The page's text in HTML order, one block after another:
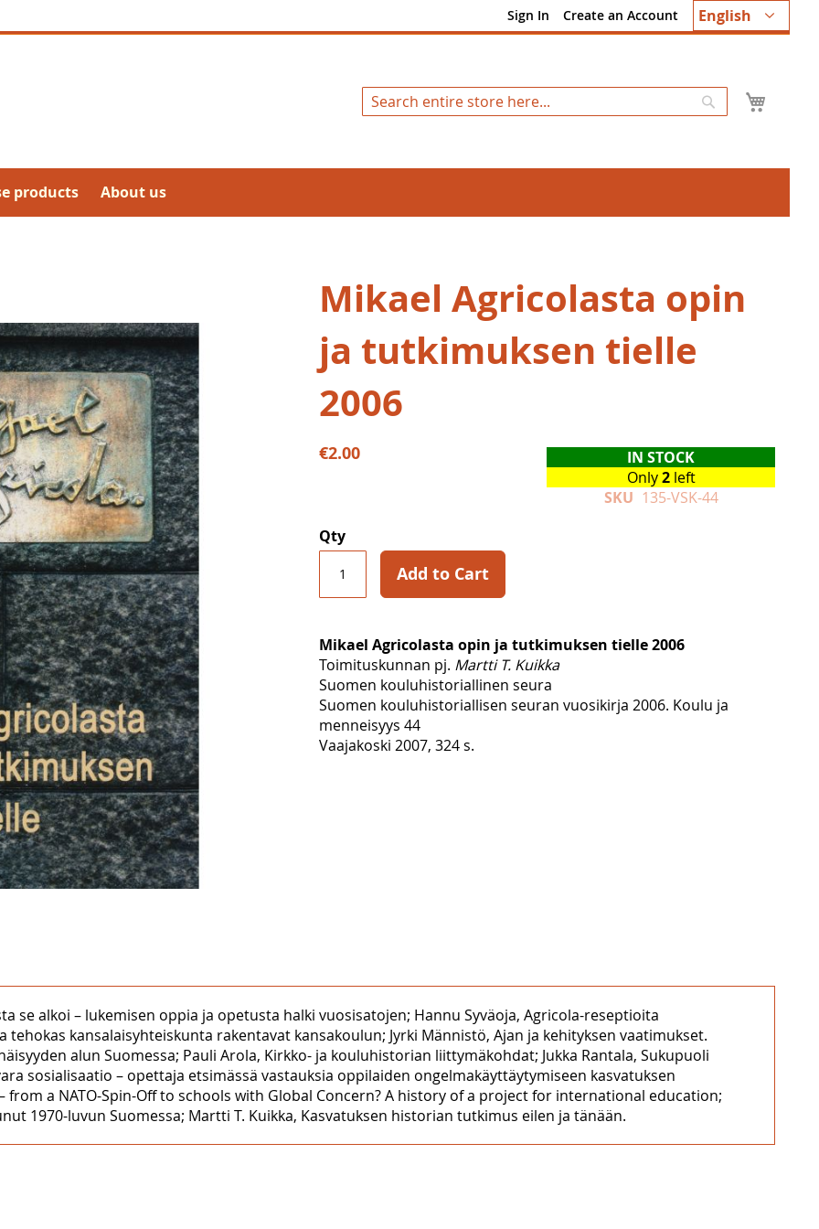
Language
English
Sign In Create an Account
Search
products About us
Mikael Agricolasta opin
ja tutkimuksen tielle
2006
€2.00
IN STOCK
Only2left
SKU 135-VSK-44
Qty
Add to Cart
Mikael Agricolasta opin ja tutkimuksen tielle 2006
Toimituskunnan pj. Martti T. Kuikka
Suomen kouluhistoriallinen seura
Suomen kouluhistoriallisen seuran vuosikirja 2006. Koulu ja
menneisyys 44
Vaajakoski 2007, 324 s.
se alkoi – lukemisen oppia ja opetusta halki vuosisatojen; Hannu Syväoja, Agricola-reseptioita
tehokas kansalaisyhteiskunta rakentavat kansakoulun; Jyrki Männistö, Ajan ja kehityksen vaatimukset.
alun Suomessa; Pauli Arola, Kirkko- ja kouluhistorian liittymäkohdat; Jukka Rantala, Sukupuoli
sosialisaatio – opettaja etsimässä vastauksia oppilaiden ongelmakäyttäytymiseen kasvatuksen
from a NATO-Spin-Off to schools with Global Concern? A history of a project for international education;
1970-luvun Suomessa; Martti T. Kuikka, Kasvatuksen historian tutkimus eilen ja tänään.